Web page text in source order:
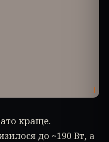
краще.
до ~190 Вт, а